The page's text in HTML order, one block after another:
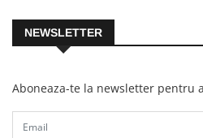
NEWSLETTER
Aboneaza-te la newsletter pentru